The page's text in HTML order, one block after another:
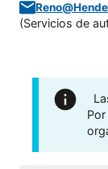
(Servicios de